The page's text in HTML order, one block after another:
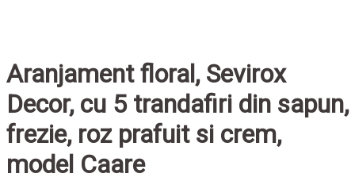
Aranjament floral, Sevirox
Decor, cu 5 trandafiri din sapun,
frezie, roz prafuit si crem,
model Caare